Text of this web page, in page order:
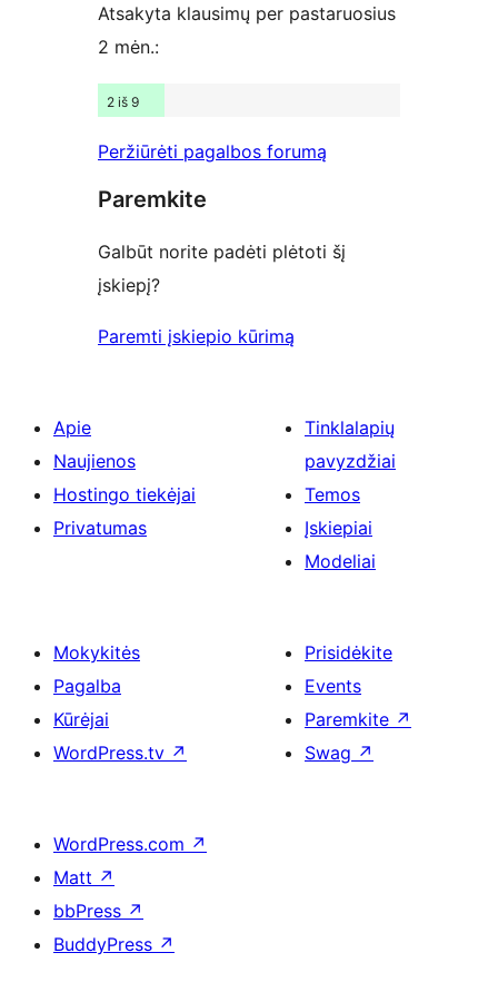
Atsakyta klausimų per pastaruosius
2 mėn.:
2 iš 9
Peržiūrėti pagalbos forumą
Paremkite
Galbūt norite padėti plėtoti šį
įskiepį?
Paremti įskiepio kūrimą
Apie
Naujienos
Hostingo tiekėjai
Privatumas
Tinklalapių
pavyzdžiai
Temos
Įskiepiai
Modeliai
Mokykitės
Pagalba
Kūrėjai
WordPress.tv ↗
Prisidėkite
Events
Paremkite ↗
Swag ↗
WordPress.com ↗
Matt ↗
bbPress ↗
BuddyPress ↗